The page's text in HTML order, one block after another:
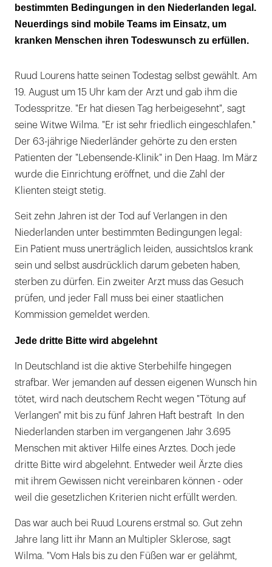
bestimmten Bedingungen in den Niederlanden legal.
Neuerdings sind mobile Teams im Einsatz, um
kranken Menschen ihren Todeswunsch zu erfüllen.
Ruud Lourens hatte seinen Todestag selbst gewählt. Am
19. August um 15 Uhr kam der Arzt und gab ihm die
Todesspritze. "Er hat diesen Tag herbeigesehnt", sagt
seine Witwe Wilma. "Er ist sehr friedlich eingeschlafen."
Der 63-jährige Niederländer gehörte zu den ersten
Patienten der "Lebensende-Klinik" in Den Haag. Im März
wurde die Einrichtung eröffnet, und die Zahl der
Klienten steigt stetig.
Seit zehn Jahren ist der Tod auf Verlangen in den
Niederlanden unter bestimmten Bedingungen legal:
Ein Patient muss unerträglich leiden, aussichtslos krank
sein und selbst ausdrücklich darum gebeten haben,
sterben zu dürfen. Ein zweiter Arzt muss das Gesuch
prüfen, und jeder Fall muss bei einer staatlichen
Kommission gemeldet werden.
Jede dritte Bitte wird abgelehnt
In Deutschland ist die aktive Sterbehilfe hingegen
strafbar. Wer jemanden auf dessen eigenen Wunsch hin
tötet, wird nach deutschem Recht wegen "Tötung auf
Verlangen" mit bis zu fünf Jahren Haft bestraft In den
Niederlanden starben im vergangenen Jahr 3.695
Menschen mit aktiver Hilfe eines Arztes. Doch jede
dritte Bitte wird abgelehnt. Entweder weil Ärzte dies
mit ihrem Gewissen nicht vereinbaren können - oder
weil die gesetzlichen Kriterien nicht erfüllt werden.
Das war auch bei Ruud Lourens erstmal so. Gut zehn
Jahre lang litt ihr Mann an Multipler Sklerose, sagt
Wilma. "Vom Hals bis zu den Füßen war er gelähmt,